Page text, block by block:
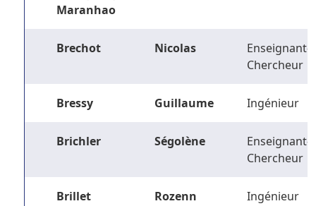
Maranhao
Brechot Nicolas
Enseignant-
Chercheur
Bressy Guillaume Ingénieur
Brichler Ségolène
Enseignant-
Chercheur
Brillet Rozenn Ingénieur